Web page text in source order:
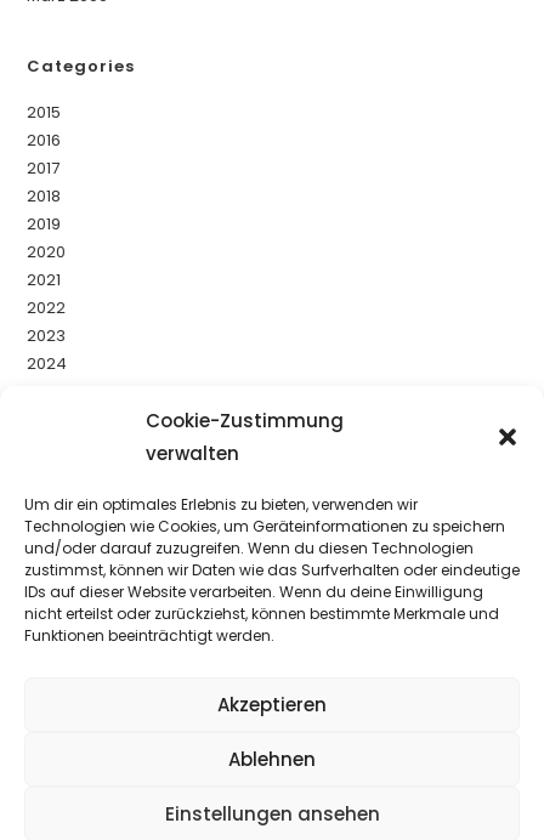
Cookie-Zustimmung
verwalten
Um dir ein optimales Erlebnis zu bieten, verwenden wir
Technologien wie Cookies, um Geräteinformationen zu speichern
und/oder darauf zuzugreifen. Wenn du diesen Technologien
zustimmst, können wir Daten wie das Surfverhalten oder eindeutige
IDs auf dieser Website verarbeiten. Wenn du deine Einwilligung
nicht erteilst oder zurückziehst, können bestimmte Merkmale und
Funktionen beeinträchtigt werden.
Akzeptieren
Ablehnen
Einstellungen ansehen
Categories
2015
2016
2017
2018
2019
2020
2021
2022
2023
2024
Uncategorized
YouTube
Facebook
Instagram